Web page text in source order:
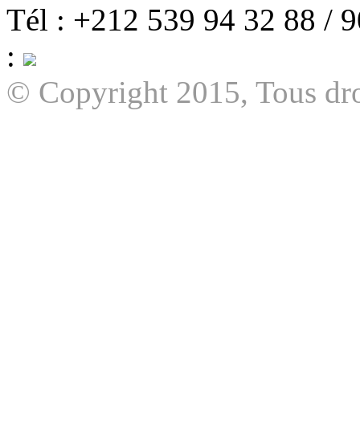
Tél : +212 539 94 32 88 /
:
© Copyright 2015, Tous